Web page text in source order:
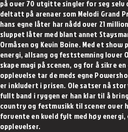
på over 70 utgitte singler for seg
deltatt på arenaer som Melodi Grand
hans egne låter har nådd over 21
sluppet låter med blant annet
Ormåsen og Kevin Boine. Med et
energi, allsang og feststemning lover
skape magi på scenen, og for å sikre
opplevelse tar de meds egne
er inkludert i prisen. Ole satser nå
fullt band i ryggen er han klar til å
country og festmusikk til scener over
forvente en kveld fylt med høy energi,
opplevelser.